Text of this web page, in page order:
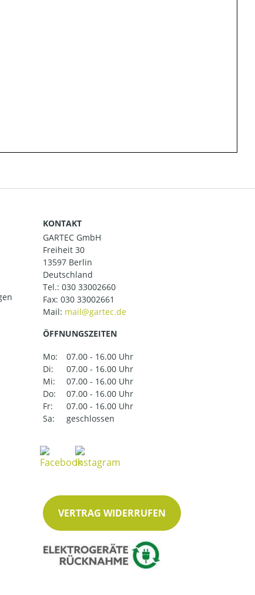
KONTAKT
GARTEC GmbH
Freiheit 30
13597 Berlin
Deutschland
Tel.: 030 33002660
Fax: 030 33002661
Mail:
ÖFFNUNGSZEITEN
Mo:
07.00 - 16.00 Uhr
Di:
07.00 - 16.00 Uhr
Mi:
07.00 - 16.00 Uhr
Do:
07.00 - 16.00 Uhr
Fr:
07.00 - 16.00 Uhr
Sa:
geschlossen
VERTRAG WIDERRUFEN